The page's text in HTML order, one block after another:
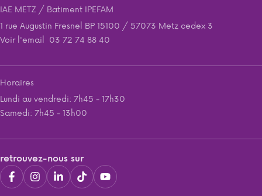
IAE METZ / Batiment IPEFAM
1 rue Augustin Fresnel BP 15100 / 57073 Metz cedex 3
Voir l'email 03 72 74 88 40
Horaires
Lundi au vendredi: 7h45 - 17h30
Samedi: 7h45 - 13h00
retrouvez-nous sur